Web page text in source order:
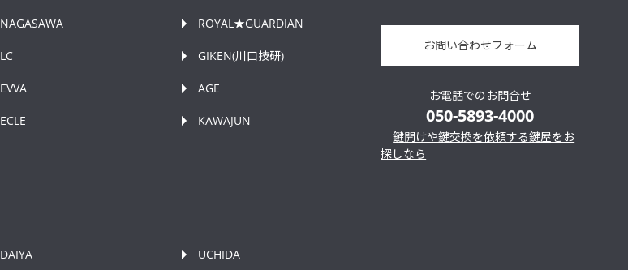
NAGASAWA ROYAL★GUARDIAN
LC GIKEN(川口技研)
EVVA AGE
ECLE KAWAJUN
DAIYA UCHIDA
お問い合わせフォーム
お電話でのお問合せ
050-5893-4000
鍵開けや鍵交換を依頼する鍵屋をお
探しなら